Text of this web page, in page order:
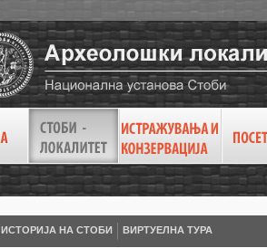
ИСТОРИЈА НА СТОБИ ВИРТУEЛНА ТУРА